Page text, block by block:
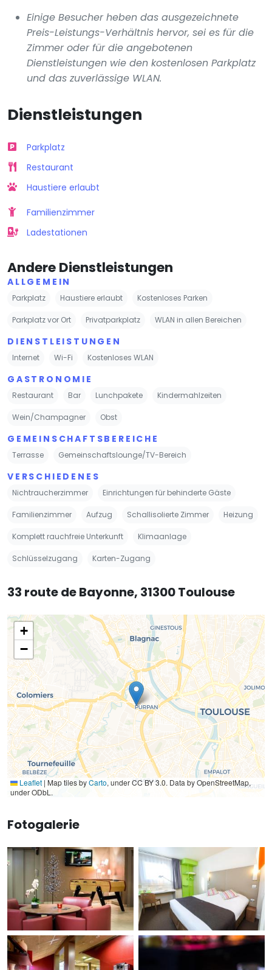
Einige Besucher heben das ausgezeichnete
Preis-Leistungs-Verhältnis hervor, sei es für die
Zimmer oder für die angebotenen
Dienstleistungen wie den kostenlosen Parkplatz
und das zuverlässige WLAN.
Dienstleistungen
Parkplatz
Restaurant
Haustiere erlaubt
Familienzimmer
Ladestationen
Andere Dienstleistungen
ALLGEMEIN
Parkplatz Haustiere erlaubt Kostenloses Parken
Parkplatz vor Ort Privatparkplatz WLAN in allen Bereichen
DIENSTLEISTUNGEN
Internet Wi-Fi Kostenloses WLAN
GASTRONOMIE
Restaurant Bar Lunchpakete Kindermahlzeiten
Wein/Champagner Obst
GEMEINSCHAFTSBEREICHE
Terrasse Gemeinschaftslounge/TV-Bereich
VERSCHIEDENES
Nichtraucherzimmer Einrichtungen für behinderte Gäste
Familienzimmer Aufzug Schallisolierte Zimmer Heizung
Komplett rauchfreie Unterkunft Klimaanlage
Schlüsselzugang Karten-Zugang
33 route de Bayonne, 31300 Toulouse
+
−
Leaflet | Map tiles byCarto, under CC BY 3.0. Data by OpenStreetMap,
under ODbL.
Fotogalerie